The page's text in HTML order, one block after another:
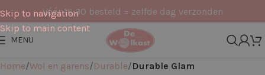
Skip to navigation
Skip to main content
Vóór 16:30 besteld = zelfde dag verzonden
MENU
Home Wol en garens Durable Durable Glam